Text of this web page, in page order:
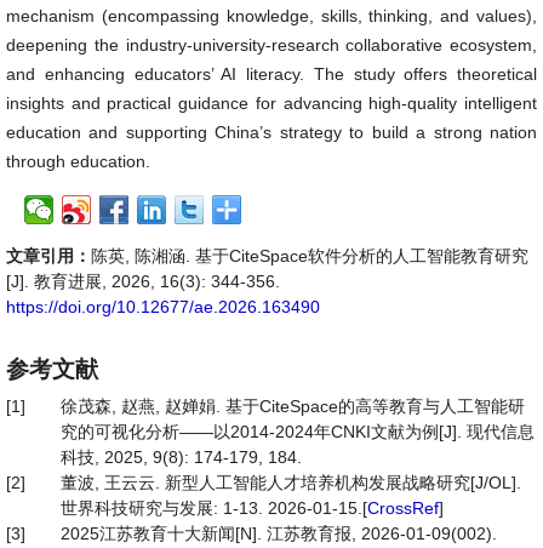
mechanism (encompassing knowledge, skills, thinking, and values),
deepening the industry-university-research collaborative ecosystem,
and enhancing educators’ AI literacy. The study offers theoretical
insights and practical guidance for advancing high-quality intelligent
education and supporting China’s strategy to build a strong nation
through education.
文章引用： 陈英, 陈湘涵. 基于CiteSpace软件分析的人工智能教育研究
[J]. 教育进展, 2026, 16(3): 344-356.
https://doi.org/10.12677/ae.2026.163490
参考文献
[1]
徐茂森, 赵燕, 赵婵娟. 基于CiteSpace的高等教育与人工智能研
究的可视化分析——以2014-2024年CNKI文献为例[J]. 现代信息
科技, 2025, 9(8): 174-179, 184.
[2]
董波, 王云云. 新型人工智能人才培养机构发展战略研究[J/OL].
世界科技研究与发展: 1-13. 2026-01-15.[CrossRef]
[3]
2025江苏教育十大新闻[N]. 江苏教育报, 2026-01-09(002).